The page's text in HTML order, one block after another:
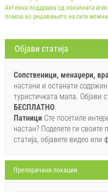
Условите и
Резервирајте и
Ако не сакате да
повеќе прашања, ве
на "Испрати пребарување".
Активна поддршка од локалната
помош во решавањето на сите
Oбјави статија
Сопственици, менаџери,
настани и останати
туристичката мапа. Објави
БЕСПЛАТНO.
Патници Сте посетиле
настан? Поделете ги
статија, објавете видео или
Препорачани локации